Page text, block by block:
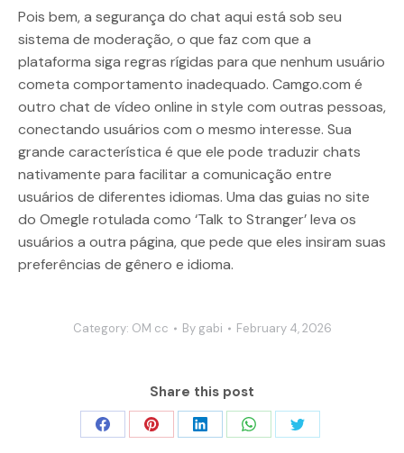
Pois bem, a segurança do chat aqui está sob seu
sistema de moderação, o que faz com que a
plataforma siga regras rígidas para que nenhum usuário
cometa comportamento inadequado. Camgo.com é
outro chat de vídeo online in style com outras pessoas,
conectando usuários com o mesmo interesse. Sua
grande característica é que ele pode traduzir chats
nativamente para facilitar a comunicação entre
usuários de diferentes idiomas. Uma das guias no site
do Omegle rotulada como ‘Talk to Stranger’ leva os
usuários a outra página, que pede que eles insiram suas
preferências de gênero e idioma.
Category: OM cc By gabi February 4, 2026
Share this post
Share Share Share Share Share